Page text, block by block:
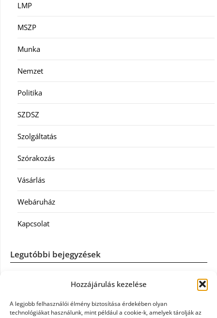
Hozzájárulás kezelése
A legjobb felhasználói élmény biztosítása érdekében olyan
technológiákat használunk, mint például a cookie-k, amelyek tárolják az
LMP
MSZP
Munka
Nemzet
Politika
SZDSZ
Szolgáltatás
Szórakozás
Vásárlás
Webáruház
Kapcsolat
Legutóbbi bejegyzések
Casco szélvédőcsere: mikor éri meg a biztosítást igénybe
Könyvelés: mikor érdemes könyvelőt váltani?